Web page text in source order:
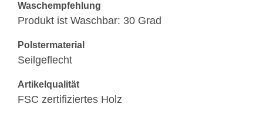
Waschempfehlung
Produkt ist Waschbar: 30 Grad
Polstermaterial
Seilgeflecht
Artikelqualität
FSC zertifiziertes Holz